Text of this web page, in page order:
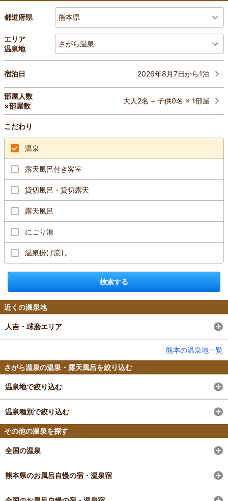
都道府県 熊本県
エリア
温泉地
さがら温泉
宿泊日 2026年8月7日から1泊
部屋人数
×部屋数
大人2名 + 子供0名 × 1部屋
こだわり
温泉
露天風呂付き客室
貸切風呂・貸切露天
露天風呂
にごり湯
温泉掛け流し
検索する
近くの温泉地
人吉・球磨エリア
熊本の温泉地一覧
さがら温泉の温泉・露天風呂を絞り込む
温泉地で絞り込む
温泉種別で絞り込む
その他の温泉を探す
全国の温泉
熊本県のお風呂自慢の宿・温泉宿